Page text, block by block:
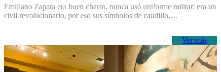
Emiliano Zapata era buen charro, nunca usó uniforme militar: era un
civil revolucionario, por eso sus símbolos de caudillo,…
Ver más